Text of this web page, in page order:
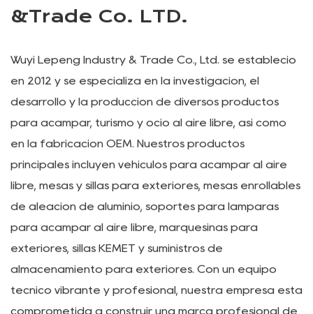
Wuyi Lepeng Industry
&Trade Co. LTD.
Wuyi Lepeng Industry & Trade Co., Ltd. se estableció
en 2012 y se especializa en la investigación, el
desarrollo y la producción de diversos productos
para acampar, turismo y ocio al aire libre, así como
en la fabricación OEM. Nuestros productos